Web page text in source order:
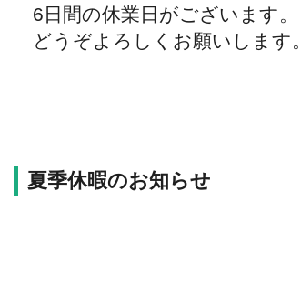
6日間の休業日がございます。
どうぞよろしくお願いします。
夏季休暇のお知らせ